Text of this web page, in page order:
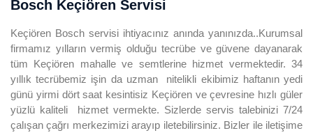
Bosch Keçiören Servisi
Keçiören Bosch servisi ihtiyacınız anında yanınızda..Kurumsal
firmamız yılların vermiş olduğu tecrübe ve güvene dayanarak
tüm Keçiören mahalle ve semtlerine hizmet vermektedir. 34
yıllık tecrübemiz işin da uzman nitelikli ekibimiz haftanın yedi
günü yirmi dört saat kesintisiz Keçiören ve çevresine hızlı güler
yüzlü kaliteli hizmet vermekte. Sizlerde servis talebinizi 7/24
çalışan çağrı merkezimizi arayıp iletebilirsiniz. Bizler ile iletişime